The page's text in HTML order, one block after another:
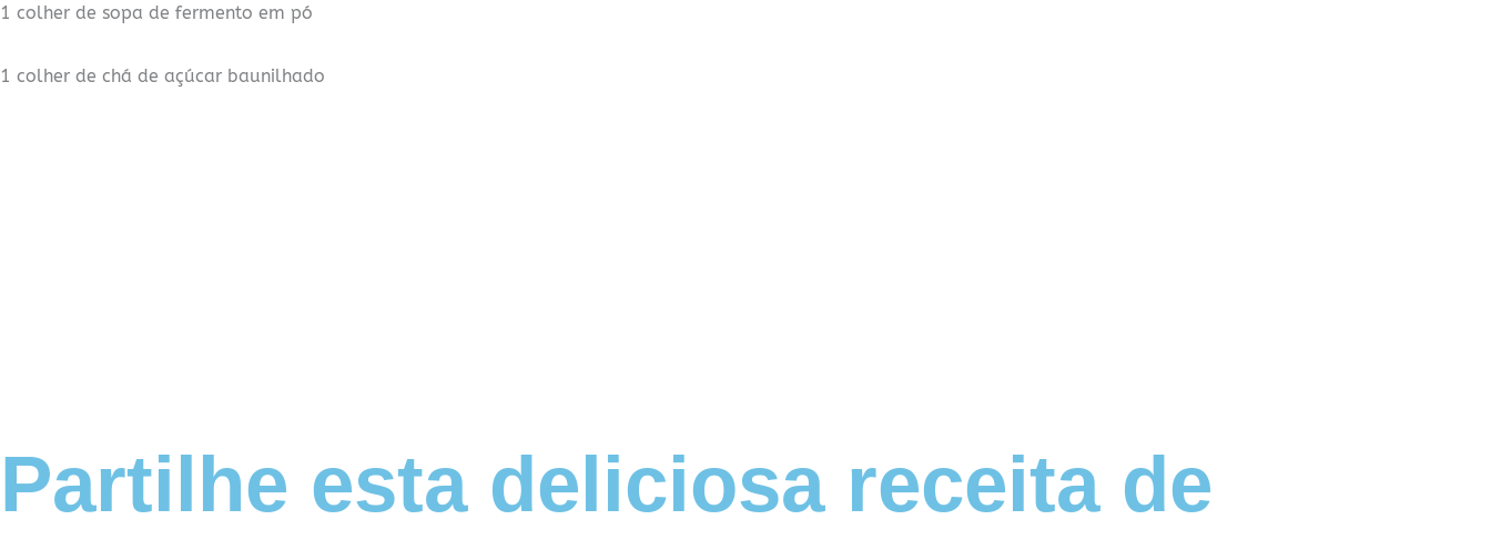
1 colher de sopa de fermento em pó
1 colher de chá de açúcar baunilhado
Partilhe esta deliciosa receita de